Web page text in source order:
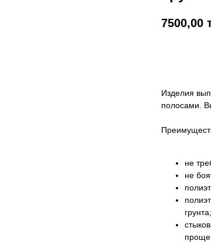
7500,00
Изделия
полосами.
не
не
грунта;